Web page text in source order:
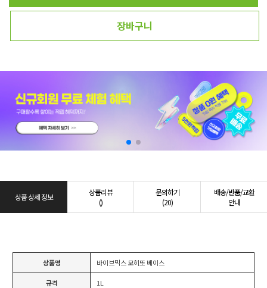
장바구니
상품 상세 정보
상품리뷰
()
문의하기
(20)
배송/반품/교환
안내
상품명 바이브믹스 모히또 베이스
규격 1L